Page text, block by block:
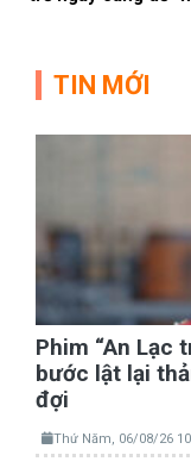
TIN MỚI
Phim “An Lạc
bước lật lại
đợi
Thứ Năm, 06/08/26